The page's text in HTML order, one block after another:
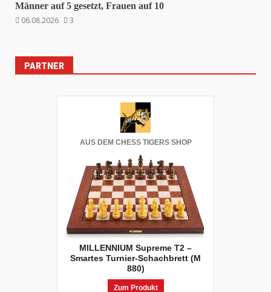
Männer auf 5 gesetzt, Frauen auf 10
06.08.2026
3
PARTNER
AUS DEM CHESS TIGERS SHOP
MILLENNIUM Supreme T2 –
Smartes Turnier-Schachbrett (M
880)
Zum Produkt